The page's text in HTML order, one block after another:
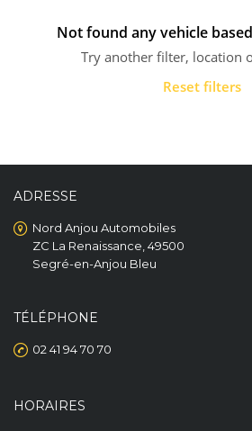
Not found any vehicle
Try another filter, location
Reset filters
ADRESSE
Nord Anjou Automobiles
ZC La Renaissance, 49500
Segré-en-Anjou Bleu
TÉLÉPHONE
02 41 94 70 70
HORAIRES